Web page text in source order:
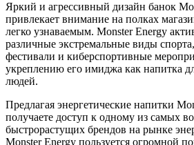
Яркий и агрессивный дизайн банок
привлекает внимание на полках
легко узнаваемым. Monster Energy
различные экстремальные виды
фестивали и киберспортивные
укреплению его имиджа как напитка
людей.
Предлагая энергетические напитки
получаете доступ к одному из самых
быстрорастущих брендов на рынке
Monster Energy пользуется огромной